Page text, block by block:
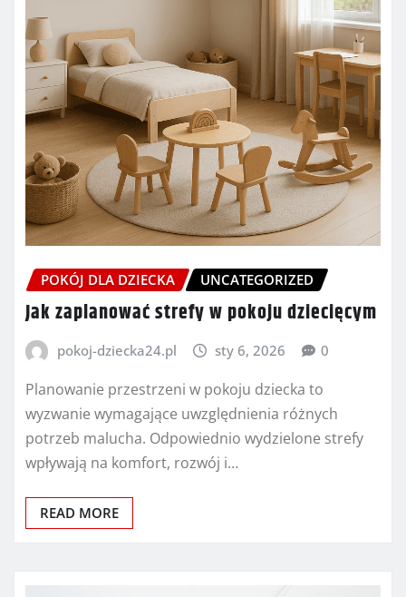
POKÓJ DLA DZIECKA UNCATEGORIZED
Jak zaplanować strefy w pokoju dziecięcym
pokoj-dziecka24.pl sty 6, 2026 0
Planowanie przestrzeni w pokoju dziecka to
wyzwanie wymagające uwzględnienia różnych
potrzeb malucha. Odpowiednio wydzielone strefy
wpływają na komfort, rozwój i…
READ MORE